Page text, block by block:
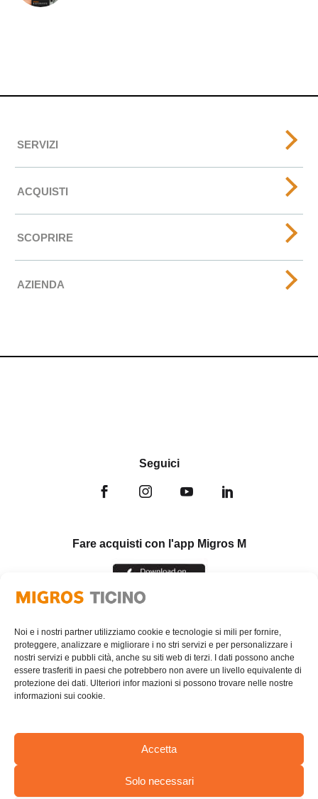
Noi e i nostri partner utilizziamo cookie e tecnologie si mili per fornire,
proteggere, analizzare e migliorare i no stri servizi e per personalizzare i
nostri servizi e pubbli cità, anche su siti web di terzi. I dati possono anche
essere trasferiti in paesi che potrebbero non avere un livello equivalente di
protezione dei dati. Ulteriori infor mazioni si possono trovare nelle nostre
informazioni sui cookie.
Accetta
Solo necessari
SERVIZI
ACQUISTI
SCOPRIRE
AZIENDA
Seguici
Fare acquisti con l'app Migros M
AREA RISERVATA